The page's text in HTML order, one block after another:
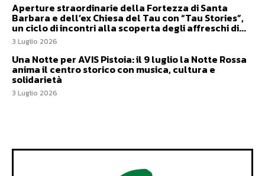
Aperture straordinarie della Fortezza di Santa
Barbara e dell’ex Chiesa del Tau con “Tau Stories”,
un ciclo di incontri alla scoperta degli affreschi di...
3 Luglio 2026
Una Notte per AVIS Pistoia: il 9 luglio la Notte Rossa
anima il centro storico con musica, cultura e
solidarietà
3 Luglio 2026